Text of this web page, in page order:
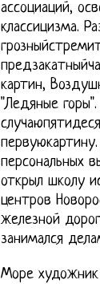
ассоциаций,
классицизма.
картин,
"Ледяные
персональных
открыл школу
центров
железной
занимался
Море художник